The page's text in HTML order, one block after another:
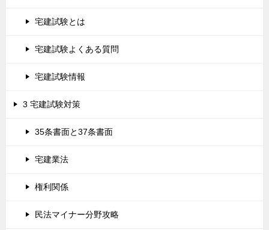
宅建試験とは
宅建試験よくある質問
宅建試験情報
3 宅建試験対策
35条書面と37条書面
宅建業法
権利関係
民法マイナー分野攻略